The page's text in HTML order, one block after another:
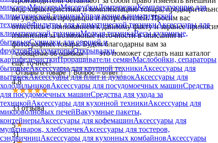
миксерыМиксерыМясорубкиЛомтерезкиКомплектующие для
климатической техникиУправление климатической
техникойФильтры для климатической техникиАксессуары для
климатической техникиМелкая техникаВесы кухонные,
бытовыеСушилки для овощей и
фруктовВакууматорыОткрывалки,
картофелечисткиПроращиватели семянМаслобойки, сепараторы
бытовыеАксессуары для крупной техникиАксессуары для
вытяжекАксессуары для плит и духовокАксессуары для
холодильниковАксессуары для посудомоечных машинСредства
для посудомоечных машинСредства для ухода за
техникойАксессуары для кухонной техникиАксессуары для
микроволновых печейВакуумные пакеты,
контейнерыАксессуары для кофемашинАксессуары для
мультиварок, хлебопечекАксессуары для тостеров,
сэндвичницАксессуары для кухонных комбайновАксессуары
вид, характеристики и комплектацию товара,
не уведомляя продавцов и потребителей. Просим вас
отнестись с пониманием к данному факту и заранее
извинения за возможные неточности в описании и
фотографиях товара.Будем благодарны вам за
сообщение об ошибках
— это поможет сделать наш каталог
еще точнее!
Отзывы о товаре Вопрос – ответ
4.8
33 отзыва
5
31